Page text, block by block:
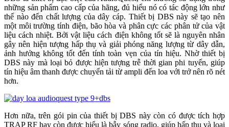
những sản phẩm cao cấp của hãng, đủ hiểu nó có tác động lớn như
thế nào đến chất lượng của dây cáp. Thiết bị DBS này sẽ tạo nên
một môi trường tính điện, bão hòa và phân cực các phân tử của vật
liệu cách nhiệt. Bởi vật liệu cách điện không tốt sẽ là nguyên nhân
gây nên hiện tượng hấp thụ và giải phóng năng lượng từ dây dẫn,
ảnh hưởng không tốt đến tính toàn vẹn của tín hiệu. Nhờ thiết bị
DBS này mà loại bỏ được hiện tượng trễ thời gian phi tuyến, giúp
tín hiệu âm thanh được chuyển tải từ ampli đến loa với trở nên rõ nét
hơn.
Hơn nữa, trên gói pin của thiết bị DBS này còn có được tích hợp
TRAP RF hay còn được hiểu là bẫy sóng radio, giúp hấp thụ và loại